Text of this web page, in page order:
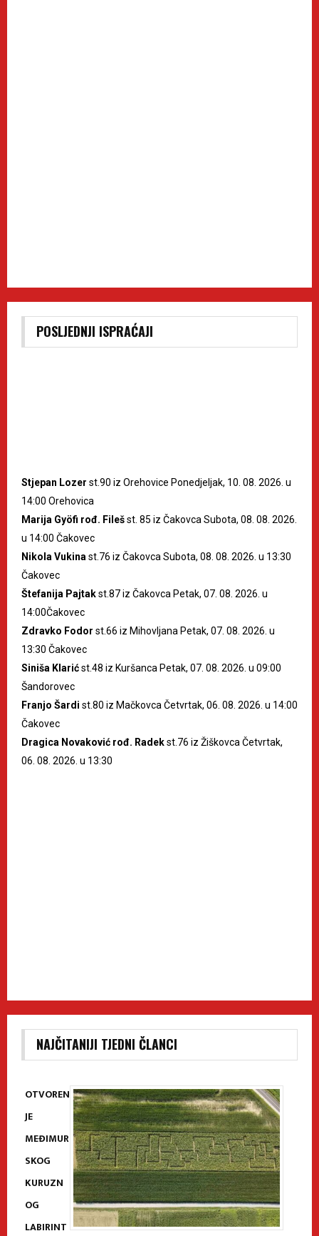
POSLJEDNJI ISPRAĆAJI
Stjepan Lozer st.90 iz Orehovice Ponedjeljak, 10. 08. 2026. u
14:00 Orehovica
Marija Gyöfi rođ. Filešst. 85 iz Čakovca Subota, 08. 08. 2026.
u 14:00 Čakovec
Nikola Vukina st.76 iz Čakovca Subota, 08. 08. 2026. u 13:30
Čakovec
Štefanija Pajtakst.87 iz Čakovca Petak, 07. 08. 2026. u
14:00Čakovec
Zdravko Fodor st.66 iz Mihovljana Petak, 07. 08. 2026. u
13:30 Čakovec
Siniša Klarićst.48 iz Kuršanca Petak, 07. 08. 2026. u 09:00
Šandorovec
Franjo Šardi st.80 iz Mačkovca Četvrtak, 06. 08. 2026. u 14:00
Čakovec
Dragica Novaković rođ. Radekst.76 iz Žiškovca Četvrtak,
06. 08. 2026. u 13:30
NAJČITANIJI TJEDNI ČLANCI
OTVOREN
JE
MEĐIMUR
SKOG
KURUZN
OG
LABIRINT